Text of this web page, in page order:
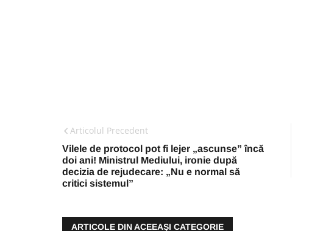
Articolul Precedent
Vilele de protocol pot fi lejer „ascunse” încă
doi ani! Ministrul Mediului, ironie după
decizia de rejudecare: „Nu e normal să
critici sistemul”
ARTICOLE DIN ACEEAŞI CATEGORIE